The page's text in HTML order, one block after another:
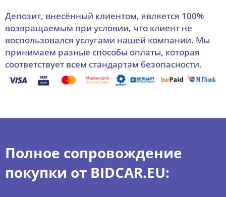
Депозит, внесённый клиентом, является 100%
возвращаемым при условии, что клиент не
воспользовался услугами нашей компании. Мы
принимаем разные способы оплаты, которая
соответствует всем стандартам безопасности.
Полное сопровождение
покупки от BIDCAR.EU: